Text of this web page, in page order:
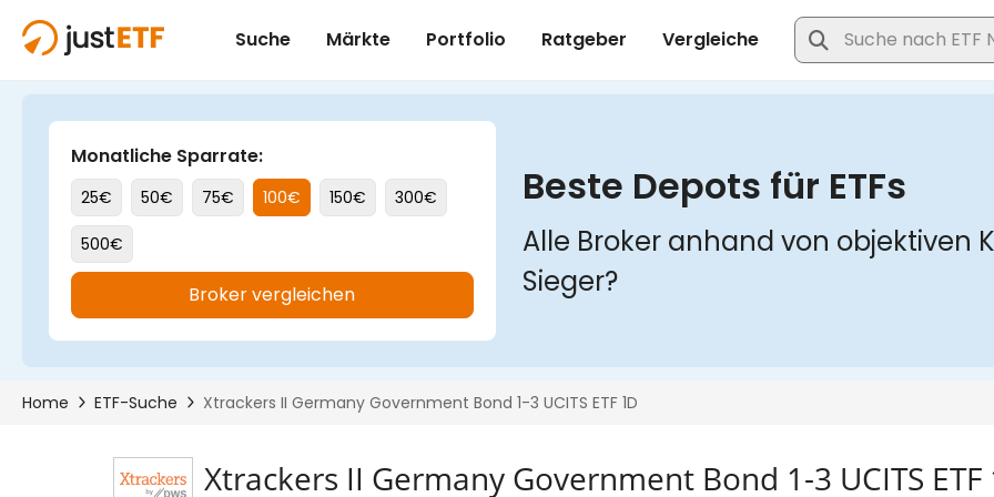
Xtrackers II Germany Government Bond 1-3 UCITS ETF